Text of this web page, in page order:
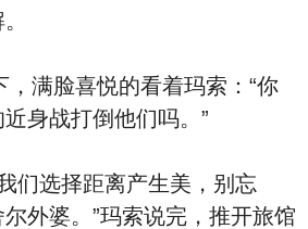
满脸喜悦的看着玛索：“你
身战打倒他们吗。”
们选择距离产生美，别忘
外婆。”玛索说完，推开旅馆